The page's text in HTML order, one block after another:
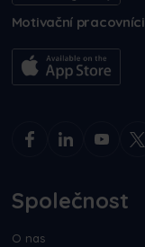
Motivační pracovníci
Společnost
O nas